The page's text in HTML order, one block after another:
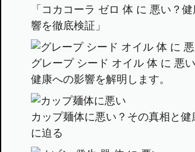
「コカコーラ ゼロ 体 に 悪い？
響を徹底検証」
グレープ シード オイル 体 に 悪
健康への影響を解明します。
カップ麺体に悪い？その真相と
に迫る